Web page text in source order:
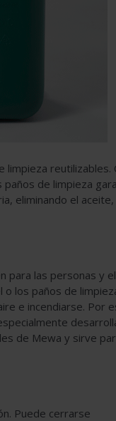
limpieza reutilizables.
de limpieza
eliminando el
para las personas y
o los paños de
e incendiarse. Por
de Mewa y sirve
Puede cerrarse